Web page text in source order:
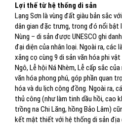
Lợi thế từ hệ thống di sản
Lạng Sơn là vùng đất giàu bản sắc
dân gian đặc trưng, trong đó nổi bật
Nùng – di sản được UNESCO ghi
đại diện của nhân loại. Ngoài ra, các
xắng cọ cùng 9 di sản văn hóa phi
Ngô, Lễ hội Ná Nhèm, Lễ cấp sắc
văn hóa phong phú, góp phần quan
hóa và du lịch cộng đồng. Ngoài ra,
thủ công (như làm tinh dầu hồi, cao
trồng na Chi Lăng, hồng Bảo Lâm)
kết mật thiết với hệ thống di sản địa